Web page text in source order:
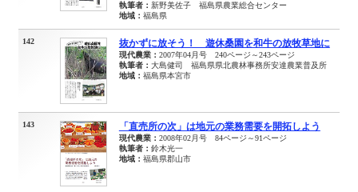
執筆者： 新野美佐子 福島県農業総合センター
地域： 福島県
142 抜かずに放そう！ 遊休桑園を和牛の放牧草地に
現代農業： 2007年04月号 240ページ～243ページ
執筆者： 大島健司 福島県県北農林事務所安達農業普及所
地域： 福島県本宮市
143 「直売所の次」は地元の業務需要を開拓しよう
現代農業： 2008年02月号 84ページ～91ページ
執筆者： 鈴木光一
地域： 福島県郡山市